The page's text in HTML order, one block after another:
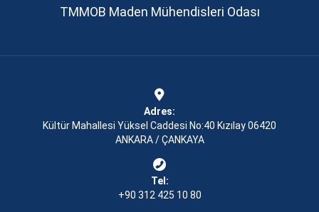
TMMOB Maden Mühendisleri Odası
Adres:
Kültür Mahallesi Yüksel Caddesi No:40 Kızılay 06420
ANKARA / ÇANKAYA
Tel:
+90 312 425 10 80